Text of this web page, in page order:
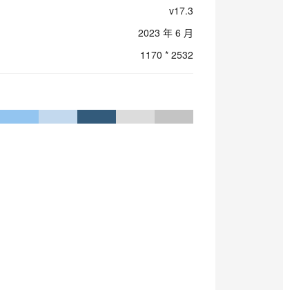
v17.3
2023 年 6 月
1170 * 2532